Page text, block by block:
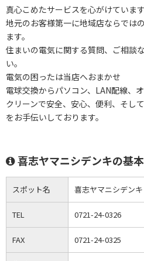
真心こめたサービスを心がけています
地元のお客様第一に地域店ならでは
ます。
住まいの電気に関する質問、ご相談
い。
電気の困ったは当店へおまかせ
電球交換からパソコン、LAN配線、
クリーンで安全、安心、便利、そし
をお手伝いしております。
喜志ヤマニシデンキの基
スポット名 喜志ヤマニシデンキ
TEL 0721-24-0326
FAX 0721-24-0325